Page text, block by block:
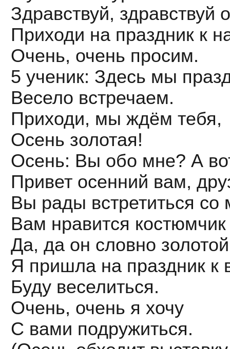
Здравствуй, здравствуй
Приходи на праздник к
Очень, очень просим.
5 ученик: Здесь мы
Весело встречаем.
Приходи, мы ждём тебя,
Осень золотая!
Осень: Вы обо мне? А
Привет осенний вам,
Вы рады встретиться со
Вам нравится
Да, да он словно
Я пришла на праздник к
Буду веселиться.
Очень, очень я хочу
С вами подружиться.